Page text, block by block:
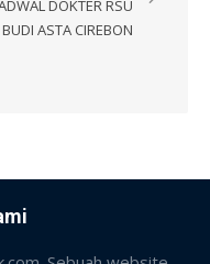
DOKTER RSU
BUDI ASTA CIREBON